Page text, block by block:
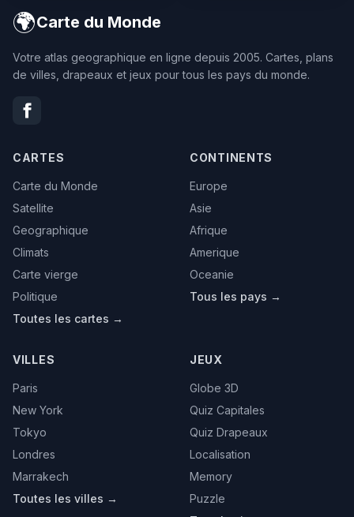
🌍Carte du Monde
Votre atlas geographique en ligne depuis 2005. Cartes, plans
de villes, drapeaux et jeux pour tous les pays du monde.
CARTES
Carte du Monde
Satellite
Geographique
Climats
Carte vierge
Politique
Toutes les cartes →
CONTINENTS
Europe
Asie
Afrique
Amerique
Oceanie
Tous les pays →
VILLES
Paris
New York
Tokyo
Londres
Marrakech
Toutes les villes →
JEUX
Globe 3D
Quiz Capitales
Quiz Drapeaux
Localisation
Memory
Puzzle